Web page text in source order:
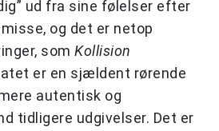
ud fra sine følelser efter
og det er netop
som Kollision
er en sjældent rørende
autentisk og
tidligere udgivelser. Det er